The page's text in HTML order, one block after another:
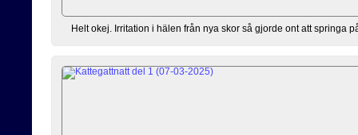
Helt okej. Irritation i hälen från nya skor så gjorde ont att springa